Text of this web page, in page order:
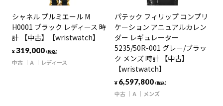
シャネル プルミエール M
H0001 ブラック レディース 時
計 【中古】【wristwatch】
¥319,000（税込）
中古 A レディース
パテック フィリップ コンプリ
ケーション アニュアルカレン
ダー レギュレーター
5235/50R-001 グレー/ブラッ
ク メンズ 時計 【中古】
【wristwatch】
¥ 6,597,800（税込）
中古 A メンズ